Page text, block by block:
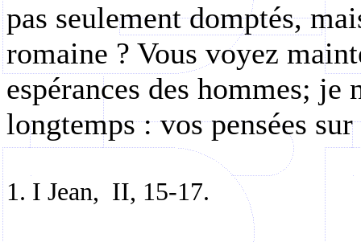
pas seulement domptés,
romaine ? Vous voyez
espérances des hommes;
longtemps : vos pensées
1. I Jean, II, 15-17.